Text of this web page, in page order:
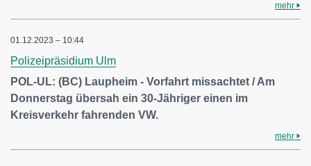
mehr
01.12.2023 – 10:44
Polizeipräsidium Ulm
POL-UL: (BC) Laupheim - Vorfahrt missachtet / Am
Donnerstag übersah ein 30-Jähriger einen im
Kreisverkehr fahrenden VW.
mehr